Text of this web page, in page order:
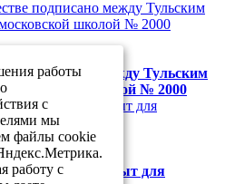
подписано между Тульским
школой № 2000
Тулы будет закрыт для
работы
с
мы
файлы cookie
работу с